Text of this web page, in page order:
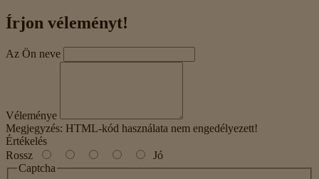
Írjon véleményt!
Az Ön neve
Véleménye
Megjegyzés: HTML-kód használata nem engedélyezett!
Értékelés
Rossz
Jó
Captcha